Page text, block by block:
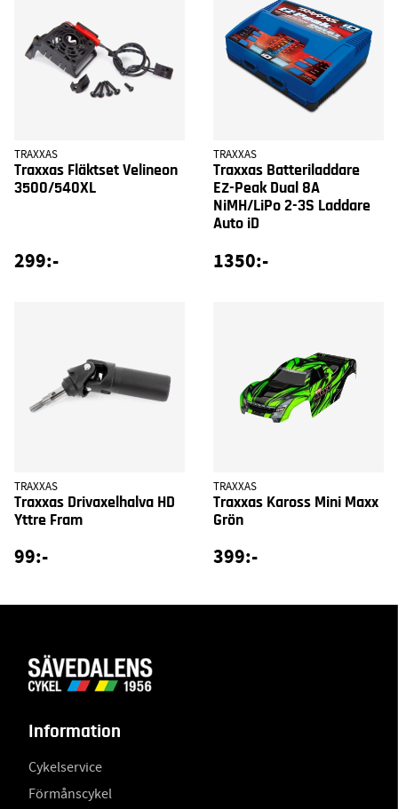
TRAXXAS
Traxxas Fläktset Velineon
3500/540XL
299:-
TRAXXAS
Traxxas Batteriladdare
EZ-Peak Dual 8A
NiMH/LiPo 2-3S Laddare
Auto iD
1350:-
TRAXXAS
Traxxas Drivaxelhalva HD
Yttre Fram
99:-
TRAXXAS
Traxxas Kaross Mini Maxx
Grön
399:-
Information
Cykelservice
Förmånscykel